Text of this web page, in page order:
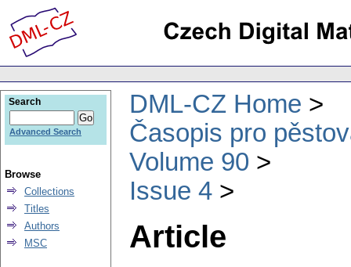
DML-CZ Home
Časopis pro
Volume 90
Issue 4
Article
Search
Advanced Search
Browse
Collections
Titles
Authors
MSC